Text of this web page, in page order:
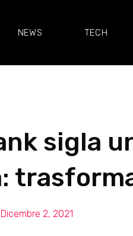
NEWS TECH
sigla
Dicembre 2, 2021